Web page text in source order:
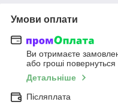
Умови оплати
Ви отримаєте
або гроші
Детальніше
Післяплата